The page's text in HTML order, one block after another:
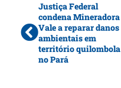
Justiça Federal
condena Mineradora
Vale a reparar danos
ambientais em
território quilombola
no Pará